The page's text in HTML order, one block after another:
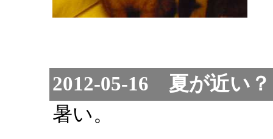
2012-05-16 夏が近い？
暑い。